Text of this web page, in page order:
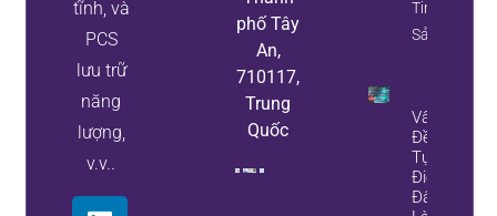
tĩnh, và
PCS
lưu trữ
năng
lượng,
v.v..
phố Tây
An,
710117,
Trung
Quốc
Tin Tài
Sản
Vấn
Đề Về
Tụ
Điện?
Đây